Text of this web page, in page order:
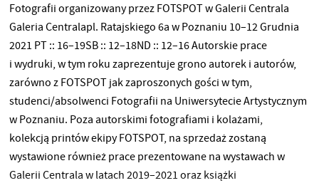
Fotografii organizowany przez FOTSPOT w Galerii Centrala
Galeria Centralapl. Ratajskiego 6a w Poznaniu 10–12 Grudnia
2021 PT :: 16–19SB :: 12–18ND :: 12–16 Autorskie prace
i wydruki, w tym roku zaprezentuje grono autorek i autorów,
zarówno z FOTSPOT jak zaproszonych gości w tym,
studenci/absolwenci Fotografii na Uniwersytecie Artystycznym
w Poznaniu. Poza autorskimi fotografiami i kolażami,
kolekcją printów ekipy FOTSPOT, na sprzedaż zostaną
wystawione również prace prezentowane na wystawach w
Galerii Centrala w latach 2019–2021 oraz książki